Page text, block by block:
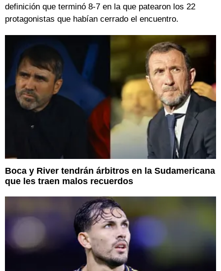
definición que terminó 8-7 en la que patearon los 22
protagonistas que habían cerrado el encuentro.
Boca y River tendrán árbitros en la Sudamericana
que les traen malos recuerdos